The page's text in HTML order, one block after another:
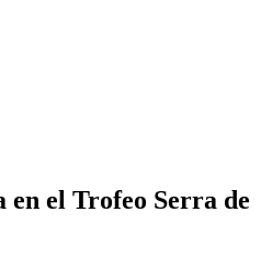
el Trofeo Serra de